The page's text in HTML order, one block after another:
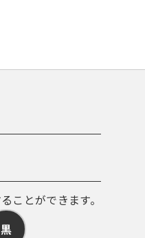
ことができます。
黒